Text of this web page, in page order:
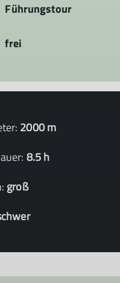
Führungstour
frei
2000 m
8.5 h
groß